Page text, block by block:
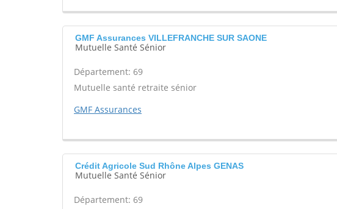
GMF Assurances VILLEFRANCHE SUR SAONE
Mutuelle Santé Sénior
Département: 69
Mutuelle santé retraite sénior
GMF Assurances
Crédit Agricole Sud Rhône Alpes GENAS
Mutuelle Santé Sénior
Département: 69